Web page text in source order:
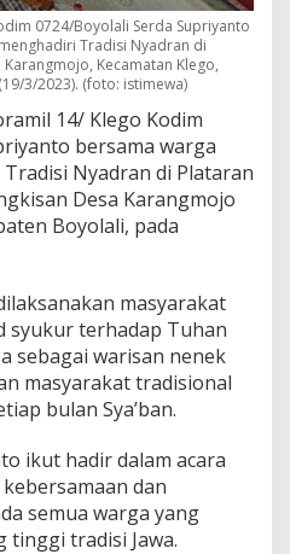
0724/Boyolali Serda Supriyanto
Tradisi Nyadran di
Kecamatan Klego,
3/2023). (foto: istimewa)
14/ Klego Kodim
bersama warga
Nyadran di Plataran
Desa Karangmojo
Boyolali, pada
masyarakat
syukur terhadap Tuhan
sebagai warisan nenek
masyarakat tradisional
bulan Sya’ban.
ikut hadir dalam acara
dan
semua warga yang
tinggi tradisi Jawa.